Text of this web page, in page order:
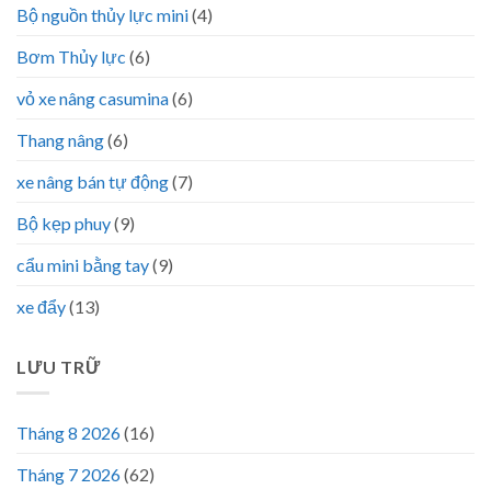
Bộ nguồn thủy lực mini(4)
Bơm Thủy lực (6)
vỏ xe nâng casumina(6)
Thang nâng(6)
xe nâng bán tự động(7)
Bộ kẹp phuy(9)
cẩu mini bằng tay(9)
xe đẩy(13)
LƯU TRỮ
Tháng 8 2026(16)
Tháng 7 2026(62)